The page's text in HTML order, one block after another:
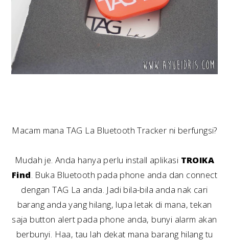
Macam mana TAG La Bluetooth Tracker ni berfungsi?
Mudah je. Anda hanya perlu install aplikasi TROIKA
Find. Buka Bluetooth pada phone anda dan connect
dengan TAG La anda. Jadi bila-bila anda nak cari
barang anda yang hilang, lupa letak di mana, tekan
saja button alert pada phone anda, bunyi alarm akan
berbunyi. Haa, tau lah dekat mana barang hilang tu